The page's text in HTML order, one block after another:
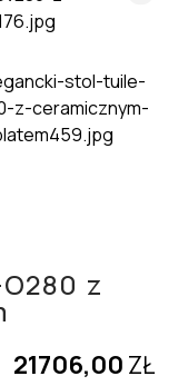
z
21706,00 ZŁ